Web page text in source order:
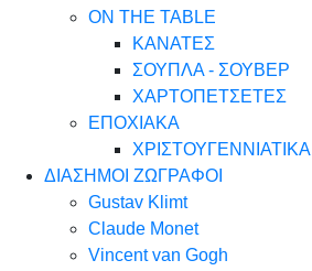
ON THE TABLE
ΚΑΝΑΤΕΣ
ΣΟΥΠΛΑ - ΣΟΥΒΕΡ
ΧΑΡΤΟΠΕΤΣΕΤΕΣ
ΕΠΟΧΙΑΚΑ
ΧΡΙΣΤΟΥΓΕΝΝΙΑΤΙΚΑ
ΔΙΑΣΗΜΟΙ ΖΩΓΡΑΦΟΙ
Gustav Klimt
Claude Monet
Vincent van Gogh